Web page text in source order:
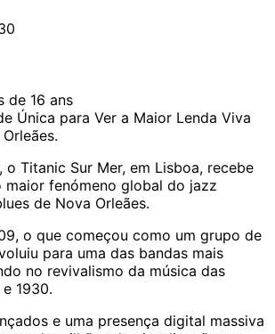
de 16 ans
Única para Ver a Maior Lenda Viva
o Titanic Sur Mer, em Lisboa, recebe
maior fenómeno global do jazz
de Nova Orleães.
o que começou como um grupo de
para uma das bandas mais
no revivalismo da música das
1930.
e uma presença digital massiva